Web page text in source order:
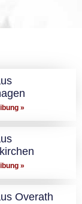
»
»
Overath